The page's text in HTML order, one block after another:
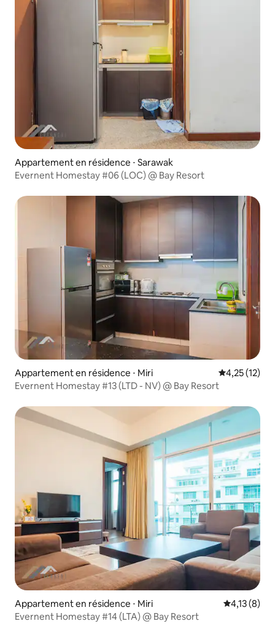
Appartement en résidence ⋅ Sarawak
Evernent Homestay #06 (LOC) @ Bay Resort
Appartement en résidence ⋅ Miri Évaluation
4,25 (12)
Evernent Homestay #13 (LTD - NV) @ Bay Resort
Appartement en résidence ⋅ Miri Évaluation
4,13 (8)
Evernent Homestay #14 (LTA) @ Bay Resort